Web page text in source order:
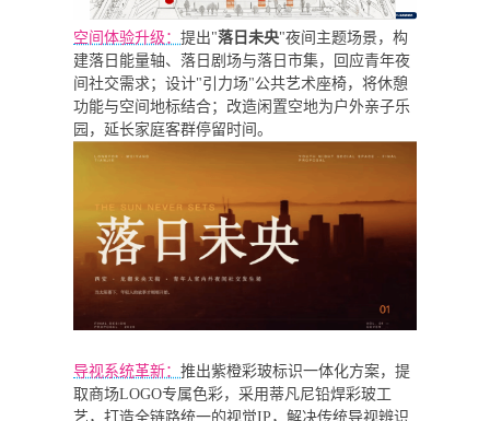
空间体验升级：提出"落日未央"夜间主题场景，构
建落日能量轴、落日剧场与落日市集，回应青年夜
间社交需求；设计"引力场"公共艺术座椅，将休憩
功能与空间地标结合；改造闲置空地为户外亲子乐
园，延长家庭客群停留时间。
导视系统革新：推出紫橙彩玻标识一体化方案，提
取商场LOGO专属色彩，采用蒂凡尼铅焊彩玻工
艺，打造全链路统一的视觉IP，解决传统导视辨识